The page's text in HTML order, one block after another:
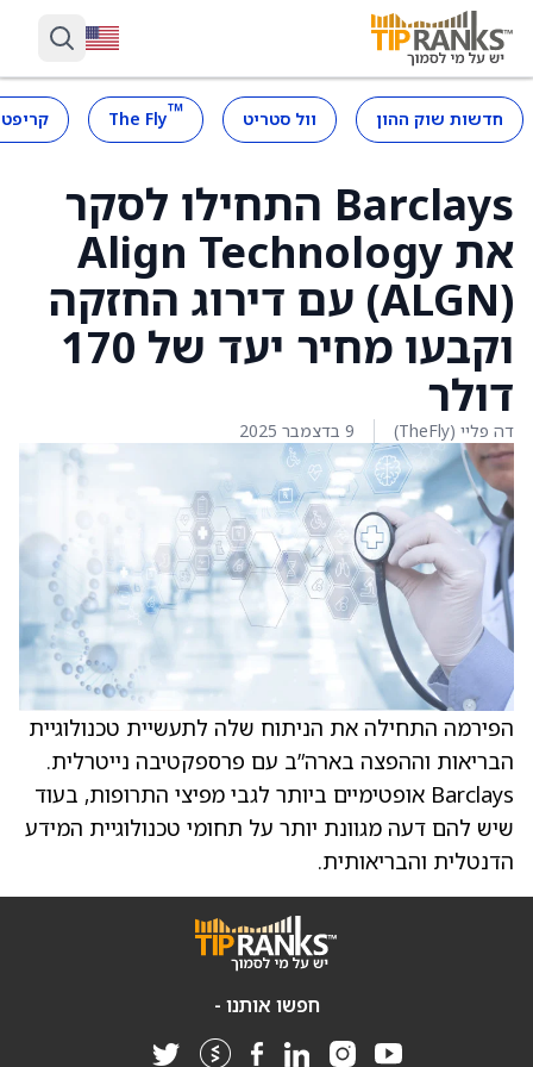
חדשות שוק ההון וול סטריט ™
The Fly
Barclays התחילו לסקר
את Align Technology
(ALGN) עם דירוג החזקה
וקבעו מחיר יעד של 170
דולר
דה פליי (TheFly) 9 בדצמבר 2025
הפירמה התחילה את הניתוח שלה לתעשיית טכנולוגיית
הבריאות וההפצה בארה”ב עם פרספקטיבה נייטרלית.
Barclays אופטימיים ביותר לגבי מפיצי התרופות, בעוד
שיש להם דעה מגוונת יותר על תחומי טכנולוגיית המידע
הדנטלית והבריאותית.
חפשו אותנו -